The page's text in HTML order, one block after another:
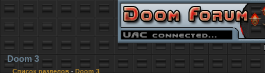
Doom 3
Список разделов - Doom 3